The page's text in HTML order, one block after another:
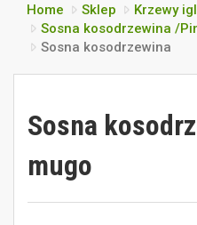
Home Sklep
Krzewy
Sosna kosodrzewina /
Sosna kosodrzewina
Sosna
mugo